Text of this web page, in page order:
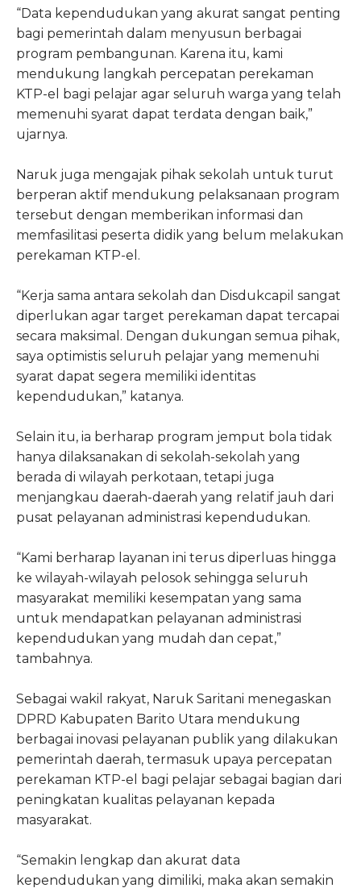
“Data kependudukan yang akurat sangat penting
bagi pemerintah dalam menyusun berbagai
program pembangunan. Karena itu, kami
mendukung langkah percepatan perekaman
KTP-el bagi pelajar agar seluruh warga yang telah
memenuhi syarat dapat terdata dengan baik,”
ujarnya.
Naruk juga mengajak pihak sekolah untuk turut
berperan aktif mendukung pelaksanaan program
tersebut dengan memberikan informasi dan
memfasilitasi peserta didik yang belum melakukan
perekaman KTP-el.
“Kerja sama antara sekolah dan Disdukcapil sangat
diperlukan agar target perekaman dapat tercapai
secara maksimal. Dengan dukungan semua pihak,
saya optimistis seluruh pelajar yang memenuhi
syarat dapat segera memiliki identitas
kependudukan,” katanya.
Selain itu, ia berharap program jemput bola tidak
hanya dilaksanakan di sekolah-sekolah yang
berada di wilayah perkotaan, tetapi juga
menjangkau daerah-daerah yang relatif jauh dari
pusat pelayanan administrasi kependudukan.
“Kami berharap layanan ini terus diperluas hingga
ke wilayah-wilayah pelosok sehingga seluruh
masyarakat memiliki kesempatan yang sama
untuk mendapatkan pelayanan administrasi
kependudukan yang mudah dan cepat,”
tambahnya.
Sebagai wakil rakyat, Naruk Saritani menegaskan
DPRD Kabupaten Barito Utara mendukung
berbagai inovasi pelayanan publik yang dilakukan
pemerintah daerah, termasuk upaya percepatan
perekaman KTP-el bagi pelajar sebagai bagian dari
peningkatan kualitas pelayanan kepada
masyarakat.
“Semakin lengkap dan akurat data
kependudukan yang dimiliki, maka akan semakin